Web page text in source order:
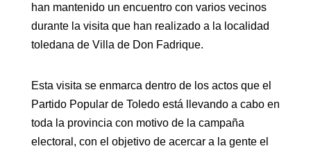
han mantenido un encuentro con varios vecinos
durante la visita que han realizado a la localidad
toledana de Villa de Don Fadrique.
Esta visita se enmarca dentro de los actos que el
Partido Popular de Toledo está llevando a cabo en
toda la provincia con motivo de la campaña
electoral, con el objetivo de acercar a la gente el